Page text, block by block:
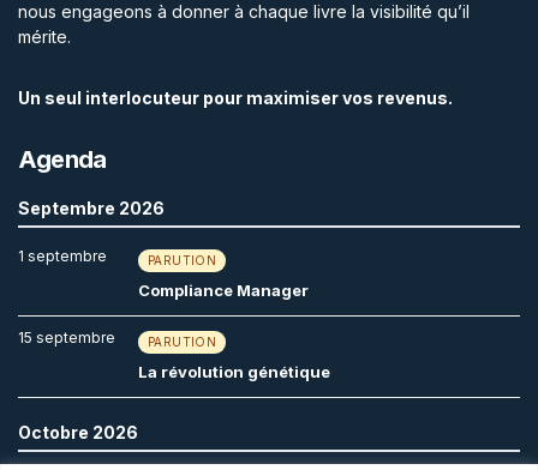
nous engageons à donner à chaque livre la visibilité qu’il
mérite.
Un seul interlocuteur pour maximiser vos revenus.
Agenda
Septembre 2026
1 septembre PARUTION
Compliance Manager
15 septembre PARUTION
La révolution génétique
Octobre 2026